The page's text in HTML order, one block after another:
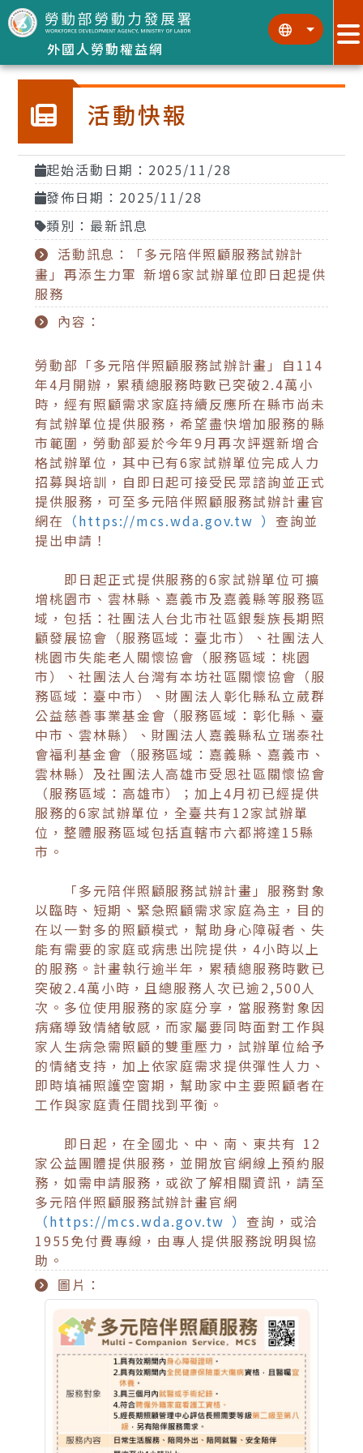
跳到主要內容區塊
外國人勞動權益網
::: :::
活動快報
起始活動日期：2025/11/28
發佈日期：2025/11/28
類別：最新訊息
活動訊息：「多元陪伴照顧服務試辦計
畫」再添生力軍 新增6家試辦單位即日起提供
服務
內容：
勞動部「多元陪伴照顧服務試辦計畫」自114
年4月開辦，累積總服務時數已突破2.4萬小
時，經有照顧需求家庭持續反應所在縣市尚未
有試辦單位提供服務，希望盡快增加服務的縣
市範圍，勞動部爰於今年9月再次評選新增合
格試辦單位，其中已有6家試辦單位完成人力
招募與培訓，自即日起可接受民眾諮詢並正式
提供服務，可至多元陪伴照顧服務試辦計畫官
網在 （https://mcs.wda.gov.tw ） 查詢並
提出申請！
即日起正式提供服務的6家試辦單位可擴
增桃園市、雲林縣、嘉義市及嘉義縣等服務區
域，包括：社團法人台北市社區銀髮族長期照
顧發展協會（服務區域：臺北市）、社團法人
桃園市失能老人關懷協會（服務區域：桃園
市）、社團法人台灣有本坊社區關懷協會（服
務區域：臺中市）、財團法人彰化縣私立葳群
公益慈善事業基金會（服務區域：彰化縣、臺
中市、雲林縣）、財團法人嘉義縣私立瑞泰社
會福利基金會（服務區域：嘉義縣、嘉義市、
雲林縣）及社團法人高雄市受恩社區關懷協會
（服務區域：高雄市）；加上4月初已經提供
服務的6家試辦單位，全臺共有12家試辦單
位，整體服務區域包括直轄市六都將達15縣
市。
「多元陪伴照顧服務試辦計畫」服務對象
以臨時、短期、緊急照顧需求家庭為主，目的
在以一對多的照顧模式，幫助身心障礙者、失
能有需要的家庭或病患出院提供，4小時以上
的服務。計畫執行逾半年，累積總服務時數已
突破2.4萬小時，且總服務人次已逾2,500人
次。多位使用服務的家庭分享，當服務對象因
病痛導致情緒敏感，而家屬要同時面對工作與
家人生病急需照顧的雙重壓力，試辦單位給予
的情緒支持，加上依家庭需求提供彈性人力、
即時填補照護空窗期，幫助家中主要照顧者在
工作與家庭責任間找到平衡。
即日起，在全國北、中、南、東共有 12
家公益團體提供服務，並開放官網線上預約服
務，如需申請服務，或欲了解相關資訊，請至
多元陪伴照顧服務試辦計畫官網
（https://mcs.wda.gov.tw ） 查詢，或洽
1955免付費專線，由專人提供服務說明與協
助。
圖片：